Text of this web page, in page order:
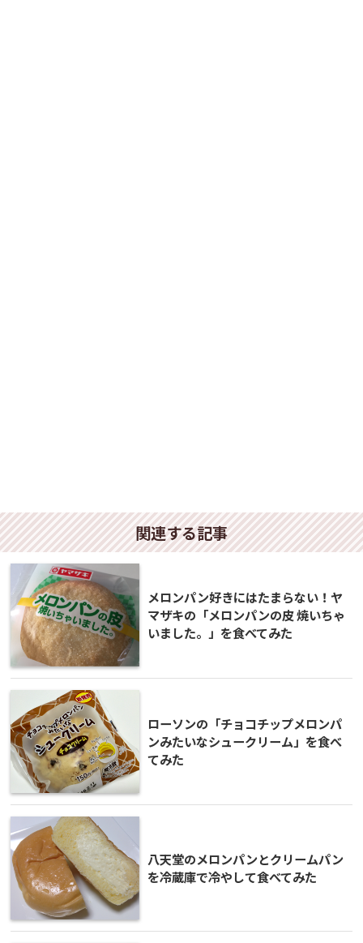
関連する記事
メロンパン好きにはたまらない！ヤ
マザキの「メロンパンの皮 焼いちゃ
いました。」を食べてみた
ローソンの「チョコチップメロンパ
ンみたいなシュークリーム」を食べ
てみた
八天堂のメロンパンとクリームパン
を冷蔵庫で冷やして食べてみた